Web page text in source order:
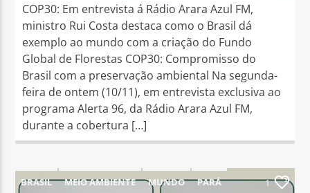
COP30: Em entrevista á Rádio Arara Azul FM,
ministro Rui Costa destaca como o Brasil dá
exemplo ao mundo com a criação do Fundo
Global de Florestas COP30: Compromisso do
Brasil com a preservação ambiental Na segunda-
feira de ontem (10/11), em entrevista exclusiva ao
programa Alerta 96, da Rádio Arara Azul FM,
durante a cobertura […]
BRASIL MEIO AMBIENTE MUNDO
PARÁ
1